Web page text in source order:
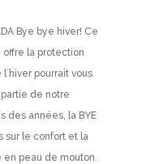
Bye bye hiver! Ce
la protection
pourrait vous
de notre
des années, la BYE
sur le confort et la
peau de mouton.